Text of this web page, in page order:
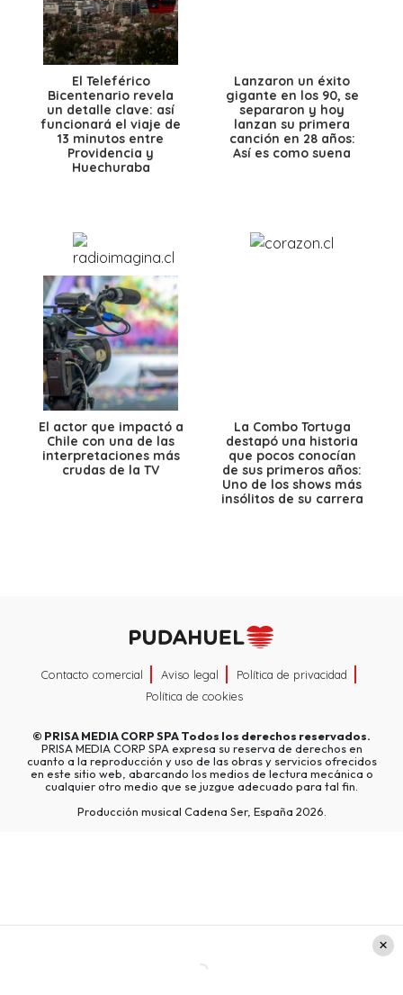
El Teleférico
Bicentenario revela
un detalle clave: así
funcionará el viaje de
13 minutos entre
Providencia y
Huechuraba
Lanzaron un éxito
gigante en los 90, se
separaron y hoy
lanzan su primera
canción en 28 años:
Así es como suena
El actor que impactó a
Chile con una de las
interpretaciones más
crudas de la TV
La Combo Tortuga
destapó una historia
que pocos conocían
de sus primeros años:
Uno de los shows más
insólitos de su carrera
Contacto comercial Aviso legal
Política de privacidad
Política de cookies
© PRISA MEDIA CORP SPATodos los derechos reservados.
PRISA MEDIA CORP SPA expresa su reserva de derechos en
cuanto a la reproducción y uso de las obras y servicios ofrecidos
en este sitio web, abarcando los medios de lectura mecánica o
cualquier otro medio que se juzgue adecuado para tal fin.
Producción musical Cadena Ser, España 2026.